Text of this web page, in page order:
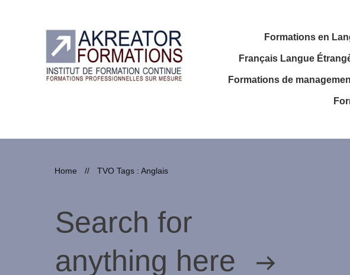
Formations en
Français Langue
Formations de
Home // TVO Tags : Anglais
Search for
anything here